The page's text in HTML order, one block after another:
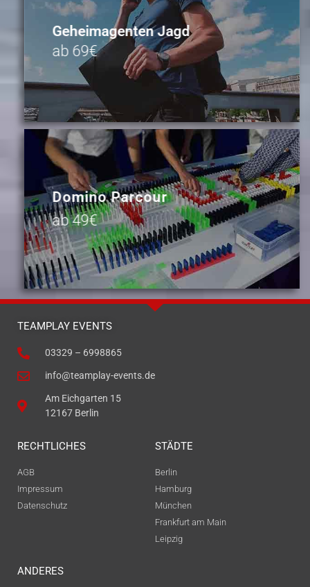
Geheimagenten Jagd
ab 69€
Domino Parcour
ab 49€
TEAMPLAY EVENTS
03329 – 6998865
info@teamplay-events.de
Am Eichgarten 15
12167 Berlin
RECHTLICHES
AGB
Impressum
Datenschutz
STÄDTE
Berlin
Hamburg
München
Frankfurt am Main
Leipzig
ANDERES